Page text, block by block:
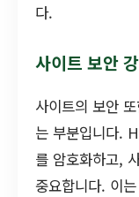
다.
사이트 보안
사이트의 보안
는 부분입니다.
를 암호화하고,
중요합니다. 이